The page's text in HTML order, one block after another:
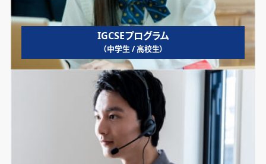
IGCSEプログラム
（中学生 / 高校生）